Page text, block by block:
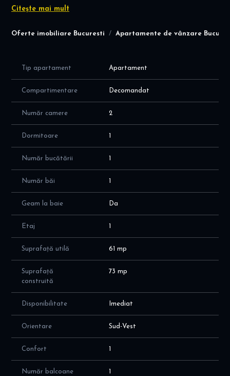
Oferte imobiliare Bucuresti Apartamente de vânzare
Incalzire prin pardoseala.
Alexandra Andrei 0720.482.808
Citește mai mult
Tip apartament Apartament
Compartimentare Decomandat
Număr camere 2
Dormitoare 1
Număr bucătării 1
Număr băi 1
Geam la baie Da
Etaj 1
Suprafață utilă 61 mp
Suprafață
construită
73 mp
Disponibilitate Imediat
Orientare Sud-Vest
Confort 1
Număr balcoane 1